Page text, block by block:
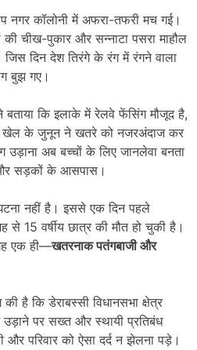
नगर कॉलोनी में अफरा-तफरी मच गई।
की चीख-पुकार और सन्नाटा पसरा माहौल
दिन देश तिरंगे के रंग में रंगने वाला
बुझ गए।
बताया कि इलाके में रेलवे फेंसिंग मौजूद है,
खेल के जुनून ने खतरे को नजरअंदाज कर
उड़ाना अब बच्चों के लिए जानलेवा बनता
सड़कों के आसपास।
नहीं है। इससे एक दिन पहले
से 15 वर्षीय छात्र की मौत हो चुकी है।
एक ही—खतरनाक पतंगबाजी और
है कि डेराबस्सी विधानसभा क्षेत्र
पर सख्त और स्थायी प्रतिबंध
और परिवार को ऐसा दर्द न झेलना पड़े।